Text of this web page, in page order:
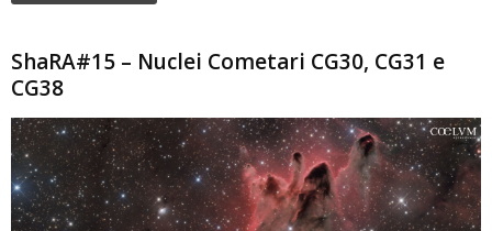
ShaRA#15 – Nuclei Cometari CG30, CG31 e
CG38